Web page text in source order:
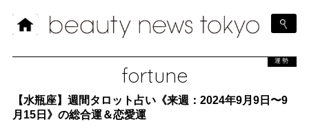
fortune
運勢
【水瓶座】週間タロット占い《来週：2024年9月9日〜9
月15日》の総合運＆恋愛運